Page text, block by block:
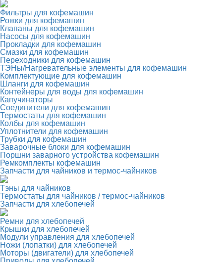
Фильтры для кофемашин
Рожки для кофемашин
Клапаны для кофемашин
Насосы для кофемашин
Прокладки для кофемашин
Смазки для кофемашин
Переходники для кофемашин
ТЭНы/Нагревательные элементы для кофемашин
Комплектующие для кофемашин
Шланги для кофемашин
Контейнеры для воды для кофемашин
Капучинаторы
Соединители для кофемашин
Термостаты для кофемашин
Колбы для кофемашин
Уплотнители для кофемашин
Трубки для кофемашин
Заварочные блоки для кофемашин
Поршни заварного устройства кофемашин
Ремкомплекты кофемашин
Запчасти для чайников и термос-чайников
Тэны для чайников
Термостаты для чайников / термос-чайников
Запчасти для хлебопечей
Ремни для хлебопечей
Крышки для хлебопечей
Модули управления для хлебопечей
Ножи (лопатки) для хлебопечей
Моторы (двигатели) для хлебопечей